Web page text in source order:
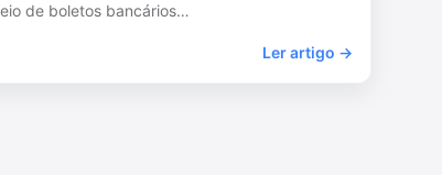
de boletos bancários…
Ler artigo →